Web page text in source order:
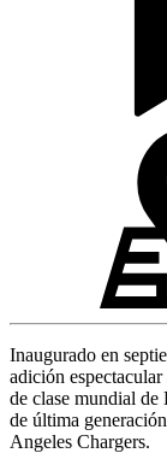
Inaugurado en
adición
de clase mundial
de última
Angeles Chargers.